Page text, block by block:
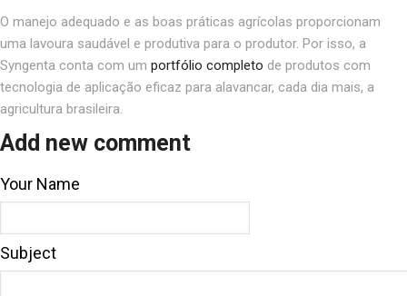
O manejo adequado e as boas práticas agrícolas proporcionam
uma lavoura saudável e produtiva para o produtor. Por isso, a
Syngenta conta com um portfólio completo de produtos com
tecnologia de aplicação eficaz para alavancar, cada dia mais, a
agricultura brasileira.
Add new comment
Your Name
Subject